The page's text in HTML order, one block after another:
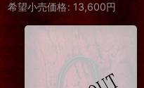
希望小売価格: 13,600円